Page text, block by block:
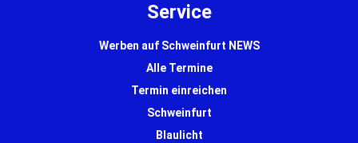
Service
Werben auf Schweinfurt NEWS
Alle Termine
Termin einreichen
Schweinfurt
Blaulicht